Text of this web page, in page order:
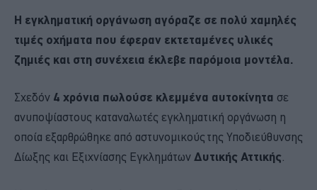
Η εγκληματική οργάνωση αγόραζε σε πολύ χαμηλές
τιμές οχήματα που έφεραν εκτεταμένες υλικές
ζημιές και στη συνέχεια έκλεβε παρόμοια μοντέλα.
Σχεδόν 4 χρόνια πωλούσε κλεμμένα αυτοκίνητα σε
ανυποψίαστους καταναλωτές εγκληματική οργάνωση η
οποία εξαρθρώθηκε από αστυνομικούς της Υποδιεύθυνσης
Δίωξης και Εξιχνίασης Εγκλημάτων Δυτικής Αττικής